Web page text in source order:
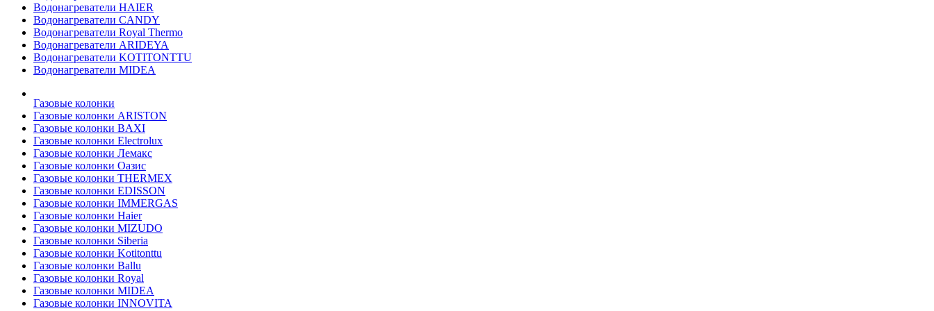
Водонагреватели HAIER
Водонагреватели CANDY
Водонагреватели Royal Thermo
Водонагреватели ARIDEYA
Водонагреватели KOTITONTTU
Водонагреватели MIDEA
Газовые колонки
Газовые колонки ARISTON
Газовые колонки BAXI
Газовые колонки Electrolux
Газовые колонки Лемакс
Газовые колонки Оазис
Газовые колонки THERMEX
Газовые колонки EDISSON
Газовые колонки IMMERGAS
Газовые колонки Haier
Газовые колонки MIZUDO
Газовые колонки Siberia
Газовые колонки Kotitonttu
Газовые колонки Ballu
Газовые колонки Royal
Газовые колонки MIDEA
Газовые колонки INNOVITA